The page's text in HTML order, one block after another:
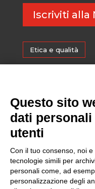
Iscriviti
Etica e qualità
Sostenibilità
Media
Questo sito
dati
utenti
Con il tuo consenso, noi
tecnologie simili per
personali come, ad
personalizzazione degli